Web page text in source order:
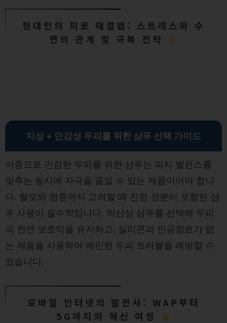
현대인의 피로 해결법: 스트레스와 수
면의 관계 및 극복 전략
지성 + 민감성 두피를 위한 샴푸 선택 가이드
이중으로 민감한 두피를 위한 샴푸는 피지 밸런스를
맞추는 동시에 자극을 줄일 수 있는 제품이어야 합니
다. 탈모와 염증까지 고려할 때 진정 성분이 포함된 샴
푸 사용이 필수적입니다. 약산성 샴푸를 선택해 두피
의 천연 보호막을 유지하고, 실리콘과 인공향료가 없
는 제품을 사용하여 예민한 두피 트러블을 예방할 수
있습니다.
모바일 인터넷의 발전사: WAP부터
5G까지의 혁신 여정